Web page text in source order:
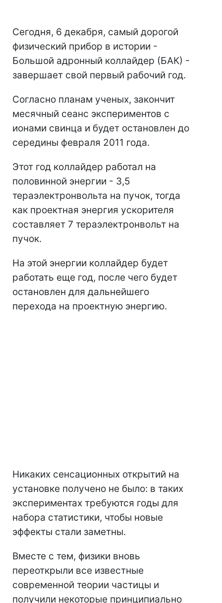
Сегодня, 6 декабря, самый дорогой
физический прибор в истории -
Большой адронный коллайдер (БАК) -
завершает свой первый рабочий год.
Согласно планам ученых, закончит
месячный сеанс экспериментов с
ионами свинца и будет остановлен до
середины февраля 2011 года.
Этот год коллайдер работал на
половинной энергии - 3,5
тераэлектронвольта на пучок, тогда
как проектная энергия ускорителя
составляет 7 тераэлектронвольт на
пучок.
На этой энергии коллайдер будет
работать еще год, после чего будет
остановлен для дальнейшего
перехода на проектную энергию.
Никаких сенсационных открытий на
установке получено не было: в таких
экспериментах требуются годы для
набора статистики, чтобы новые
эффекты стали заметны.
Вместе с тем, физики вновь
переоткрыли все известные
современной теории частицы и
получили некоторые принципиально